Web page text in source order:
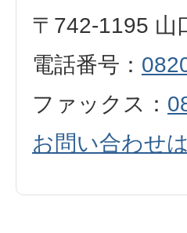
〒742-1195 山
電話番号：
ファックス：
お問い合わせ